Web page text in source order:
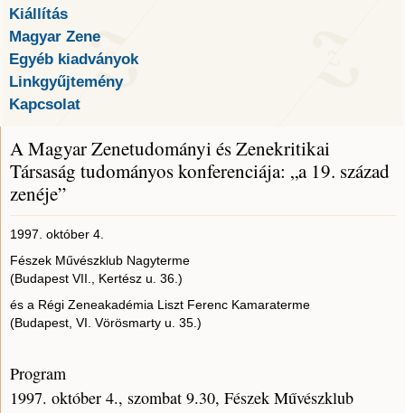
Kiállítás
Magyar Zene
Egyéb kiadványok
Linkgyűjtemény
Kapcsolat
A Magyar Zenetudományi és Zenekritikai
Társaság tudományos konferenciája: „a 19. század
zenéje”
1997. október 4.
Fészek Művészklub Nagyterme
(Budapest VII., Kertész u. 36.)
és a Régi Zeneakadémia Liszt Ferenc Kamaraterme
(Budapest, VI. Vörösmarty u. 35.)
Program
1997. október 4., szombat 9.30, Fészek Művészklub